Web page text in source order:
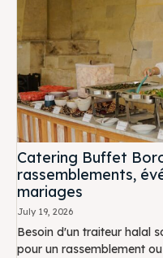
Catering Buffet
rassemblements,
mariages
July 19, 2026
Besoin d'un traiteur halal
pour un rassemblement